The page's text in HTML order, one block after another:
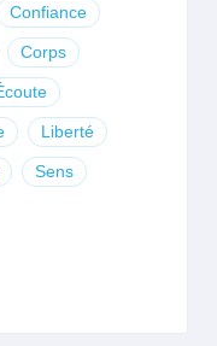
Confiance
Corps
Liberté
Sens